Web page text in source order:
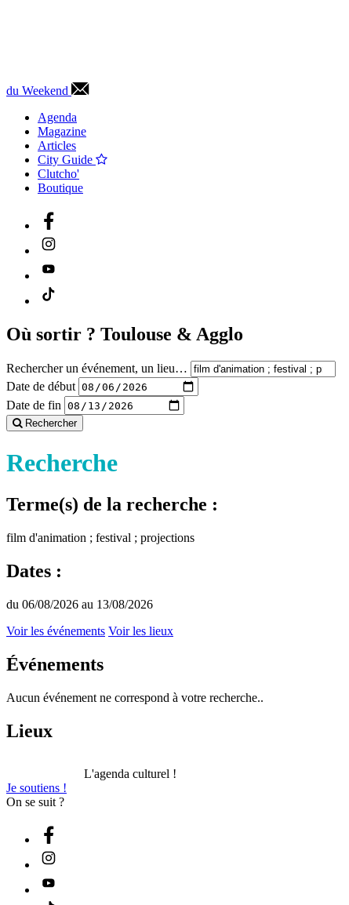
du Weekend
Agenda
Magazine
Articles
City Guide
Clutcho'
Boutique
Où sortir ? Toulouse & Agglo
Rechercher un événement, un lieu…
Date de début
Date de fin
Rechercher
Recherche
Terme(s) de la recherche :
film d'animation ; festival ; projections
Dates :
du 06/08/2026 au 13/08/2026
Voir les événements Voir les lieux
Événements
Aucun événement ne correspond à votre recherche..
Lieux
L'agenda culturel !
Je soutiens !
On se suit ?